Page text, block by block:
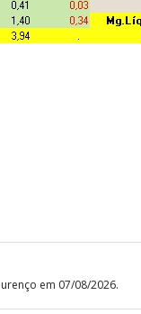
em 07/08/2026.